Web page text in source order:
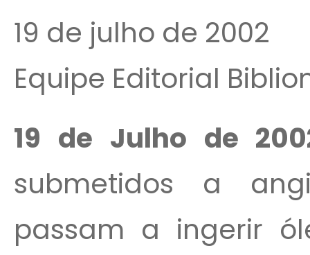
19 de julho de 2002
Equipe Editorial
19 de Julho de
submetidos a
passam a ingerir